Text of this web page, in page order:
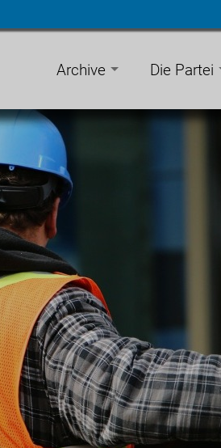
Archive Die Partei